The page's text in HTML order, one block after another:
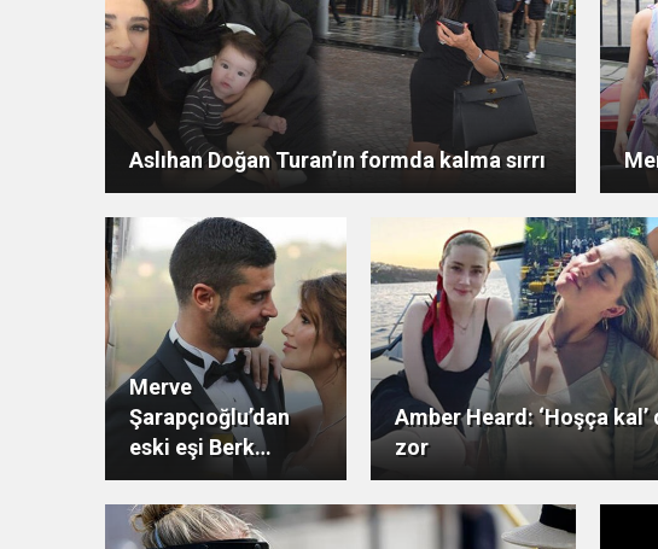
Aslıhan Doğan Turan’ın formda kalma sırrı
Merve
Şarapçıoğlu’dan
eski eşi Berk
Oktay’a gönderme
Amber Heard: ‘Hoşça
zor